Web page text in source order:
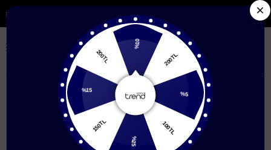
Sezon Ürünlerde %50'ye Varan İndirim
Çanta & Cüzdan Modelleri Uzun Askılı Orta Boy
%10
200TL
100TL
%25
150TL
%15
200TL